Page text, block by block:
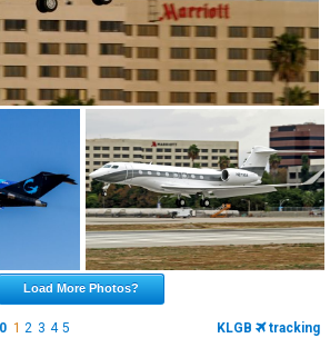
Load More Photos?
12 3 4 5 KLGB tracking